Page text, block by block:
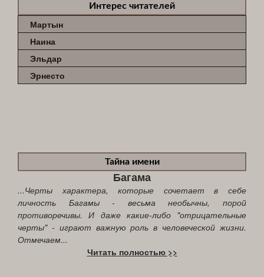
Интерес читателей
Мартын
Наина
Эльдар
Эрнесто
Тайна имени
Багама
...Черты характера, которые сочетает в себе
личность Багамы - весьма необычны, порой
противоречивы. И даже какие-либо "отрицательные
черты" - играют важную роль в человеческой жизни.
Отмечаем...
Читать полностью >>